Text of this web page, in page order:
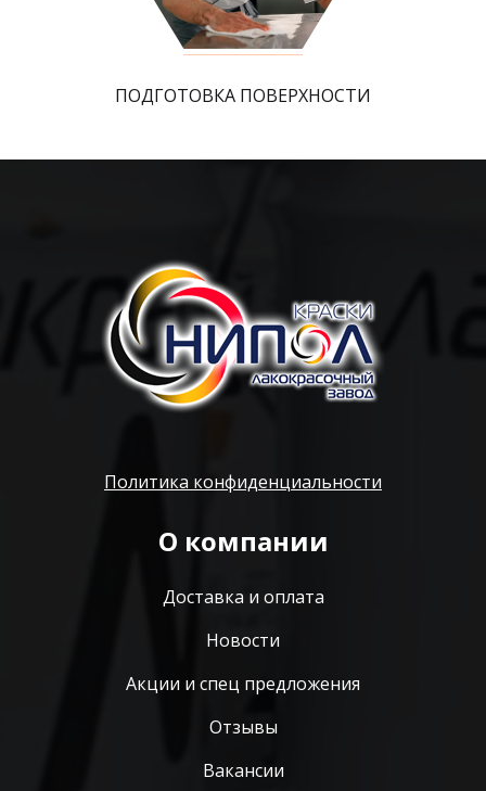
ПОДГОТОВКА ПОВЕРХНОСТИ
Политика конфиденциальности
О компании
Доставка и оплата
Новости
Акции и спец предложения
Отзывы
Вакансии